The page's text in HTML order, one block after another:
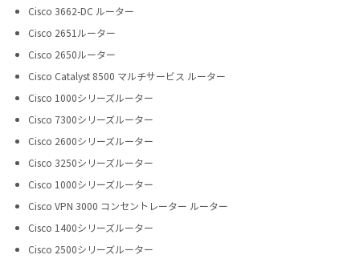
Cisco 3662-DC ルーター
Cisco 2651ルーター
Cisco 2650ルーター
Cisco Catalyst 8500 マルチサービス ルーター
Cisco 1000シリーズルーター
Cisco 7300シリーズルーター
Cisco 2600シリーズルーター
Cisco 3250シリーズルーター
Cisco 1000シリーズルーター
Cisco VPN 3000 コンセントレーター ルーター
Cisco 1400シリーズルーター
Cisco 2500シリーズルーター